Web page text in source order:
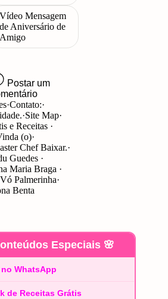
Contato:
Site Map
e Receitas
(o)
Chef Baixar.
Guedes
Maria Braga
Palmerinha
Benta
Especiais 🌸
WhatsApp
de Receitas Grátis